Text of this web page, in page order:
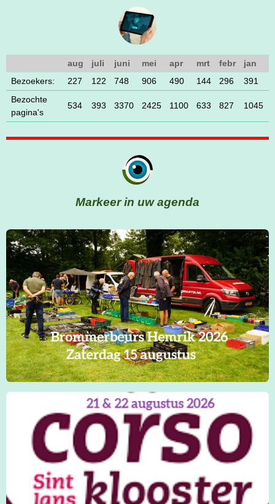
aug juli juni mei apr mrt febr
jan
Bezoekers:
227 122 748 906 490 144 296
391
Bezochte
pagina's
534 393 3370 2425 1100 633 827 1045
Markeer in uw agenda